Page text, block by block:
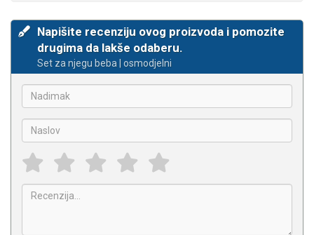
Napišite recenziju ovog proizvoda i pomozite
drugima da lakše odaberu.
Set za njegu beba | osmodjelni